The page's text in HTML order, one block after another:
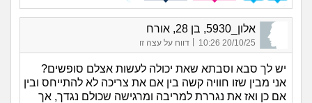
אלון_5930, בן 28, אורח
20/10/25 10:26
| דווח על עצה זו
יש לך סבא וסבתא שאת יכולה לעשות אצלם סופשים?
אני מבין שזו חוויה קשה בין אם את צריכה לא להתייחס ובין
אם כן ואז את נגררת למריבה ומרגישה שכולם נגדך, אך